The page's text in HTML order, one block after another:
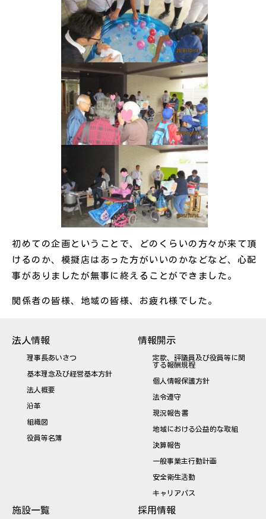
初めての企画ということで、どのくらいの方々が来て頂
けるのか、模擬店はあった方がいいのかなどなど、心配
事がありましたが無事に終えることができました。
関係者の皆様、地域の皆様、お疲れ様でした。
法人情報
理事長あいさつ
基本理念及び経営基本方針
法人概要
沿革
組織図
役員等名簿
情報開示
定款、評議員及び役員等に関
する報酬規程
個人情報保護方針
法令遵守
現況報告書
地域における公益的な取組
決算報告
一般事業主行動計画
安全衛生活動
キャリアパス
施設一覧 採用情報